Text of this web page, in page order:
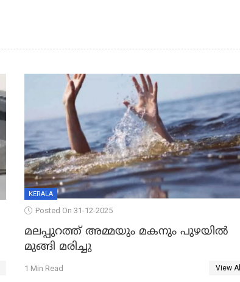
KERALA
Posted On 31-12-2025
മലപ്പുറത്ത് അമ്മയും മകനും പുഴയിൽ
മുങ്ങി മരിച്ചു
1 Min Read View All